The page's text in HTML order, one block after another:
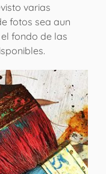
varias
fotos sea aun
fondo de las